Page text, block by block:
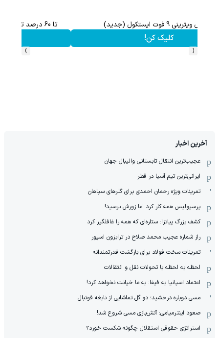
60% تخفیف پوشاک جین وست + خرید در 4 قسط
‹
›
آخرین اخبار
عجیب‌ترین انتقال تابستانی والیبال جهان
ایرانی‌ترین تیم آسیا در قطر
تمرینات ویژه رحمان احمدی برای گلرهای سپاهان
پرسپولیس همه کار کرد اما زورش نرسید!
کشف بزرگ پیاتزا: ستاره‌ای که همه را غافلگیر کرد
راز شماره عجیب محمد صلاح در ترابزون اسپور
تمرینات سخت فولاد برای بازگشت قدرتمندانه
لحظه به لحظه با تحولات نقل و انتقالات
اعتماد اسپانیا به فیفا: به ما خیانت نخواهد کرد!
مسی دوباره درخشید؛ دو گل تماشایی از نابغه فوتبال
صعود اینترمیامی: آتش‌بازی مسی شروع شد!
استراتژی حقوقی استقلال چگونه شکست خورد؟